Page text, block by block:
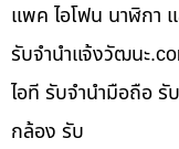
แพค ไอโฟน นาฬิกา
รับจํานําแจ้งวัฒนะ
ไอที รับจำนำมือถือ รั
กล้อง รับ